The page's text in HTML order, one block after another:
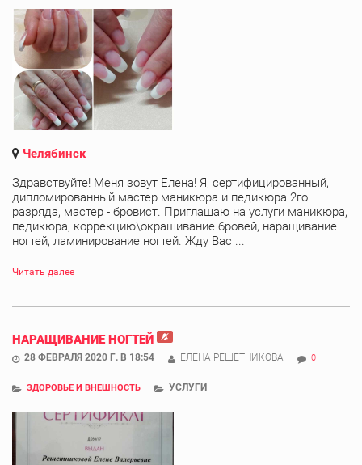
Челябинск
Здравствуйте! Меня зовут Елена! Я, сертифицированный,
дипломированный мастер маникюра и педикюра 2го
разряда, мастер - бровист. Приглашаю на услуги маникюра,
педикюра, коррекцию\окрашивание бровей, наращивание
ногтей, ламинирование ногтей. Жду Вас ...
Читать далее
НАРАЩИВАНИЕ НОГТЕЙ
28 ФЕВРАЛЯ 2020 Г. В 18:54 ЕЛЕНА РЕШЕТНИКОВА 0
ЗДОРОВЬЕ И ВНЕШНОСТЬ УСЛУГИ